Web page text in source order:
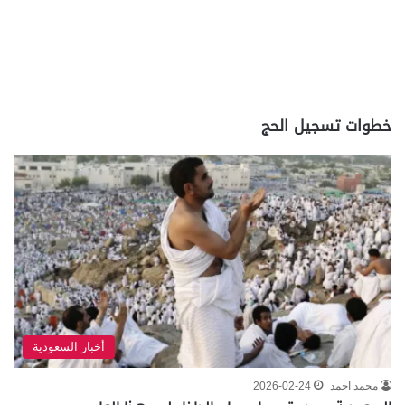
خطوات تسجيل الحج
أخبار السعودية
محمد احمد 2026-02-24